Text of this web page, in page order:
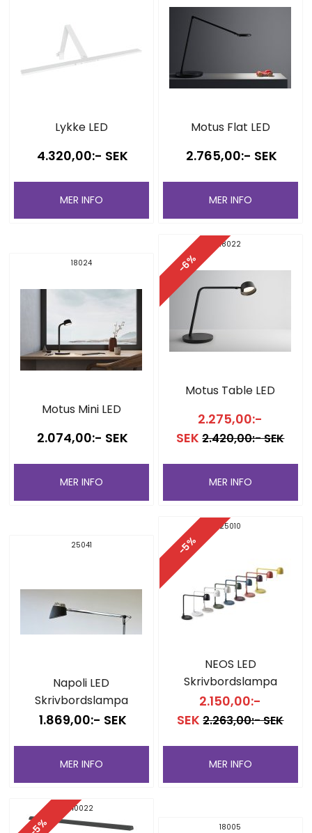
Lykke LED
4.320,00:- SEK
MER INFO
Motus Flat LED
2.765,00:- SEK
MER INFO
18024
Motus Mini LED
2.074,00:- SEK
MER INFO
-6%
18022
Motus Table LED
2.275,00:-
SEK 2.420,00:- SEK
MER INFO
25041
Napoli LED
Skrivbordslampa
1.869,00:- SEK
MER INFO
-5%
25010
NEOS LED
Skrivbordslampa
2.150,00:-
SEK 2.263,00:- SEK
MER INFO
-5%
40022
18005